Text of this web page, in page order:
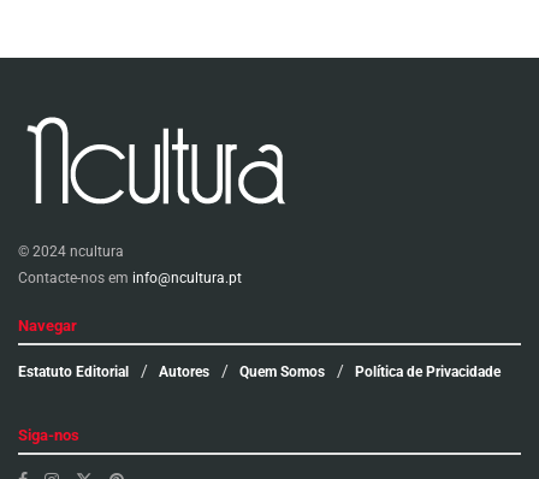
© 2024 ncultura
Contacte-nos em info@ncultura.pt
Navegar
Estatuto Editorial Autores Quem Somos Política de Privacidade
Siga-nos